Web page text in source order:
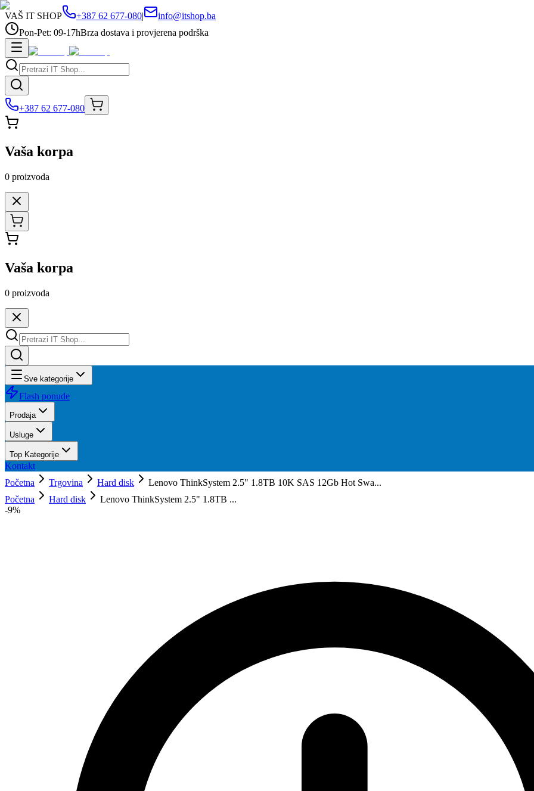
VAŠ IT SHOP +387 62 677-080|
info@itshop.ba
Pon-Pet: 09-17hBrza dostava i provjerena podrška
+387 62 677-080
Vaša korpa
0 proizvoda
Vaša korpa
0 proizvoda
Sve kategorije
Flash ponude
Prodaja
Usluge
Top Kategorije
Kontakt
Početna
Trgovina Hard disk
Lenovo ThinkSystem 2.5" 1.8TB 10K SAS 12Gb Hot Swa...
Početna
Hard disk
Lenovo ThinkSystem 2.5" 1.8TB ...
-9%